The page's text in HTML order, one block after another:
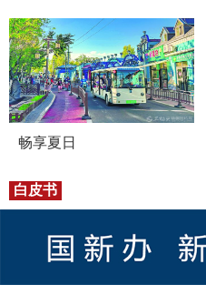
畅享夏日
白皮书